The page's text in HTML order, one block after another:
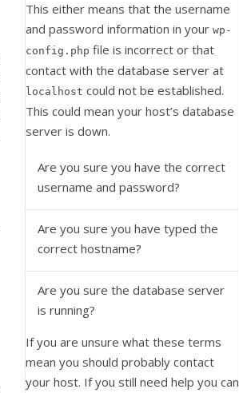
This either means that the username
and password information in your wp-
config.php file is incorrect or that
contact with the database server at
localhost could not be established.
This could mean your host’s database
server is down.
Are you sure you have the correct
username and password?
Are you sure you have typed the
correct hostname?
Are you sure the database server
is running?
If you are unsure what these terms
mean you should probably contact
your host. If you still need help you can